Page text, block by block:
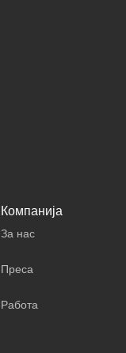
Компанија
За нас
Преса
Работа